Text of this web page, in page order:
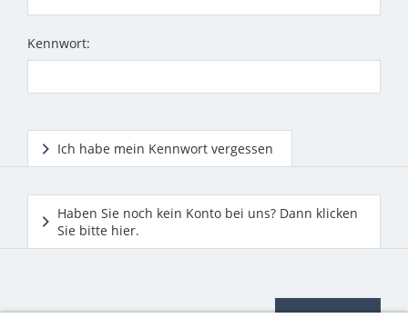
Kennwort:
Ich habe mein Kennwort vergessen
Haben Sie noch kein Konto bei uns? Dann klicken
Sie bitte hier.